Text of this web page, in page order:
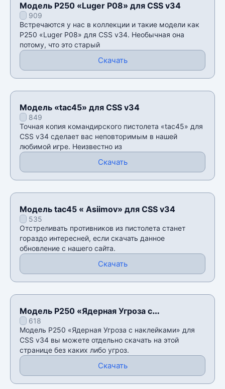
Модель P250 «Luger P08» для CSS v34
909
Встречаются у нас в коллекции и такие модели как
P250 «Luger P08» для CSS v34. Необычная она
потому, что это старый
Скачать
Модель «tac45» для CSS v34
849
Точная копия командирского пистолета «tac45» для
CSS v34 сделает вас неповторимым в нашей
любимой игре. Неизвестно из
Скачать
Модель tac45 « Asiimov» для CSS v34
535
Отстреливать противников из пистолета станет
гораздо интересней, если скачать данное
обновление с нашего сайта.
Скачать
Модель P250 «Ядерная Угроза с
наклейками» для CSS v34
618
Модель P250 «Ядерная Угроза с наклейками» для
CSS v34 вы можете отдельно скачать на этой
странице без каких либо угроз.
Скачать